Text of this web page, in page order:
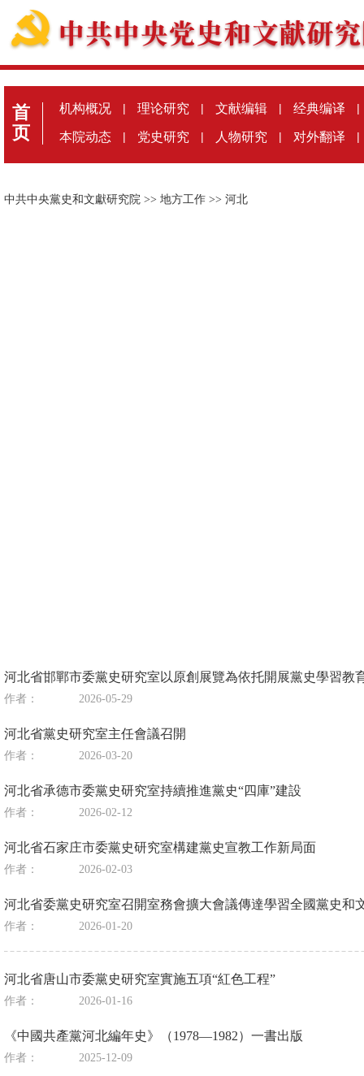
首
页
机构概况 | 理论研究 | 文献编辑 | 经典编译 |
本院动态 | 党史研究 | 人物研究 | 对外翻译 |
中共中央黨史和文獻研究院 >> 地方工作 >> 河北
河北省邯鄲市委黨史研究室以原創展覽為依托開展黨史學習教
作者： 2026-05-29
河北省黨史研究室主任會議召開
作者： 2026-03-20
河北省承德市委黨史研究室持續推進黨史“四庫”建設
作者： 2026-02-12
河北省石家庄市委黨史研究室構建黨史宣教工作新局面
作者： 2026-02-03
河北省委黨史研究室召開室務會擴大會議傳達學習全國黨史
作者： 2026-01-20
河北省唐山市委黨史研究室實施五項“紅色工程”
作者： 2026-01-16
《中國共產黨河北編年史》（1978—1982）一書出版
作者： 2025-12-09